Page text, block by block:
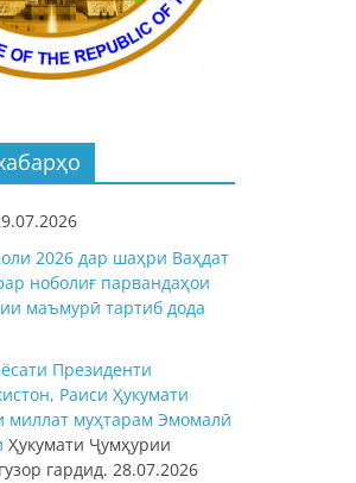
2026 дар шаҳри Ваҳдат
ноболиғ парвандаҳои
маъмурӣ тартиб дода
Президенти
Раиси Ҳукумати
муҳтарам Эмомалӣ
Ҳукумати Ҷумҳурии
гардид. 28.07.2026